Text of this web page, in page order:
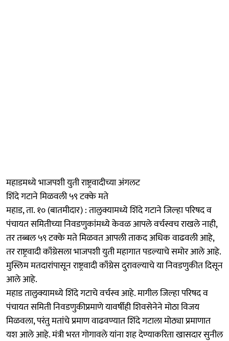
महाडमध्ये भाजपशी युती राष्ट्रवादीच्या अंगलट
शिंदे गटाने मिळवली ५९ टक्के मते
महाड, ता. १० (बातमीदार) : तालुक्यामध्ये शिंदे गटाने जिल्हा परिषद व
पंचायत समितीच्या निवडणुकांमध्ये केवळ आपले वर्चस्वच राखले नाही,
तर तब्बल ५९ टक्के मते मिळवत आपली ताकद अधिक वाढवली आहे,
तर राष्ट्रवादी काँग्रेसला भाजपशी युती महागात पडल्याचे समोर आले आहे.
मुस्लिम मतदारांपासून राष्ट्रवादी काँग्रेस दुरावल्याचे या निवडणुकीत दिसून
आले आहे.
महाड तालुक्यामध्ये शिंदे गटाचे वर्चस्व आहे. मागील जिल्हा परिषद व
पंचायत समिती निवडणुकीप्रमाणे यावर्षीही शिवसेनेने मोठा विजय
मिळवला, परंतु मतांचे प्रमाण वाढवण्यात शिंदे गटाला मोठ्या प्रमाणात
यश आले आहे. मंत्री भरत गोगावले यांना शह देण्याकरिता खासदार सुनील